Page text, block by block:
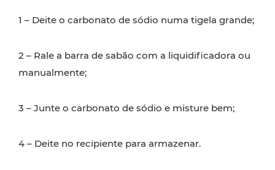
1 – Deite o carbonato de sódio numa tigela grande;
2 – Rale a barra de sabão com a liquidificadora ou
manualmente;
3 – Junte o carbonato de sódio e misture bem;
4 – Deite no recipiente para armazenar.